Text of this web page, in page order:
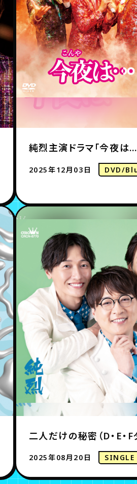
純烈主演ドラマ「今夜は…
2025年12月03日 DVD/
二人だけの秘密（D・E・F
2025年08月20日 SINGLE